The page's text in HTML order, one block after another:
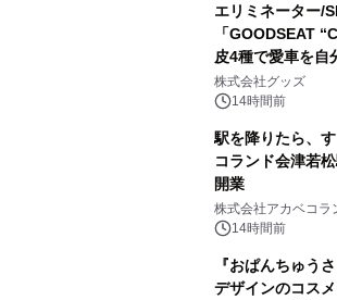
エリミネーター/
「GOODSEAT
皮4種で愛車を自
株式会社グッズ
14時間前
駅を降りたら、
コランド会津若
開業
株式会社アカベコラ
14時間前
『おぱんちゅう
デザインのコス